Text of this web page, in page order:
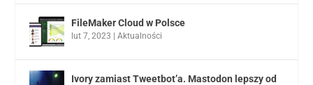
FileMaker Cloud w Polsce
lut 7, 2023 |Aktualności
Ivory zamiast Tweetbot’a. Mastodon lepszy od